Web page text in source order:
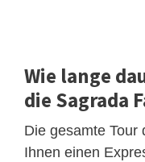
Wie lange
die Sagrada
Die gesamte Tour
Ihnen einen